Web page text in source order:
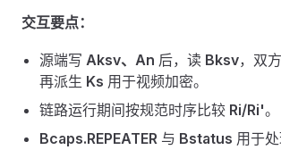
交互要点：
源端写 Aksv、An 后，读 Bksv，双
再派生 Ks 用于视频加密。
链路运行期间按规范时序比较 Ri/Ri'。
Bcaps.REPEATER 与 Bstatus 用于